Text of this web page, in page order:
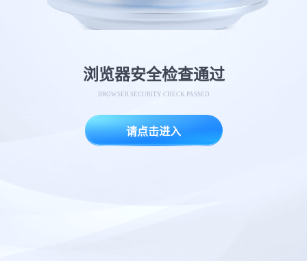
浏览器安全检查通过
BROWSER SECURITY CHECK PASSED
请点击进入